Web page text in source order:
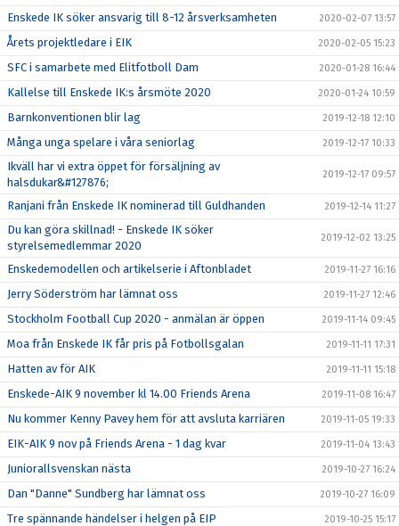
Enskede IK söker ansvarig till 8-12 årsverksamheten 2020-02-07 13:57
Årets projektledare i EIK 2020-02-05 15:23
SFC i samarbete med Elitfotboll Dam 2020-01-28 16:44
Kallelse till Enskede IK:s årsmöte 2020 2020-01-24 10:59
Barnkonventionen blir lag 2019-12-18 12:10
Många unga spelare i våra seniorlag 2019-12-17 10:33
Ikväll har vi extra öppet för försäljning av
halsdukar&#127876;
2019-12-17 09:57
Ranjani från Enskede IK nominerad till Guldhanden 2019-12-14 11:27
Du kan göra skillnad! - Enskede IK söker
styrelsemedlemmar 2020
2019-12-02 13:25
Enskedemodellen och artikelserie i Aftonbladet 2019-11-27 16:16
Jerry Söderström har lämnat oss 2019-11-27 12:46
Stockholm Football Cup 2020 - anmälan är öppen 2019-11-14 09:45
Moa från Enskede IK får pris på Fotbollsgalan 2019-11-11 17:31
Hatten av för AIK 2019-11-11 15:18
Enskede-AIK 9 november kl 14.00 Friends Arena 2019-11-08 16:47
Nu kommer Kenny Pavey hem för att avsluta karriären 2019-11-05 19:33
EIK-AIK 9 nov på Friends Arena - 1 dag kvar 2019-11-04 13:43
Juniorallsvenskan nästa 2019-10-27 16:24
Dan "Danne" Sundberg har lämnat oss 2019-10-27 16:09
Tre spännande händelser i helgen på EIP 2019-10-25 15:17